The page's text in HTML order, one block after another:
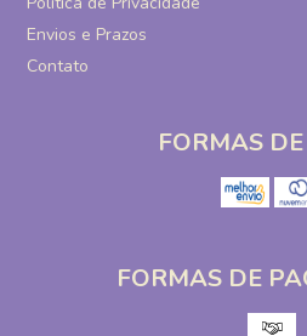
Envios e Prazos
Contato
FORMAS
FORMAS DE